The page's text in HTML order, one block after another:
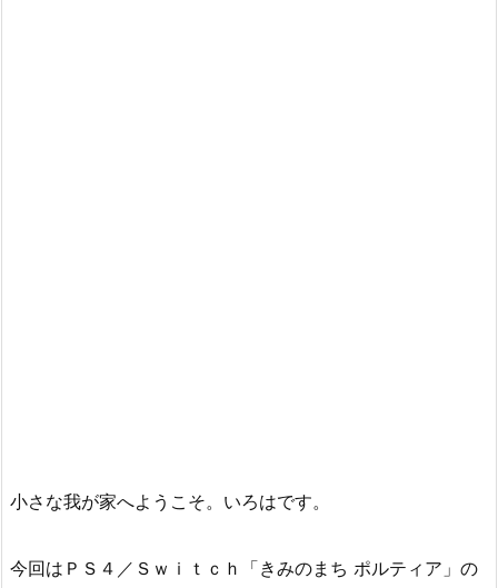
小さな我が家へようこそ。いろはです。
今回はＰＳ４／Ｓｗｉｔｃｈ「きみのまち ポルティア」の